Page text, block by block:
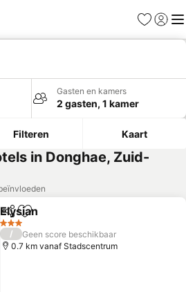
Favorieten
Gasten en kamers
2 gasten, 1 kamer
Filteren Kaart
in Donghae, Zuid-
DelenToevoegen aan favorieten
Elysian
3 Sterren
/
Geen score beschikbaar
0.7 km vanaf Stadscentrum